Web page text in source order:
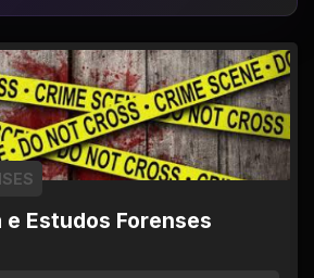
Estudos Forenses